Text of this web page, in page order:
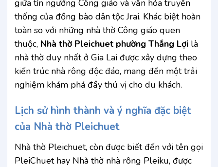
giữa tín ngưỡng Công giáo và văn hóa truyền
thống của đồng bào dân tộc Jrai. Khác biệt hoàn
toàn so với những nhà thờ Công giáo quen
thuộc, Nhà thờ Pleichuet phường Thắng Lợi là
nhà thờ duy nhất ở Gia Lai được xây dựng theo
kiến trúc nhà rông độc đáo, mang đến một trải
nghiệm khám phá đầy thú vị cho du khách.
Lịch sử hình thành và ý nghĩa đặc biệt
của Nhà thờ Pleichuet
Nhà thờ Pleichuet, còn được biết đến với tên gọi
PleiChuet hay Nhà thờ nhà rông Pleiku, được